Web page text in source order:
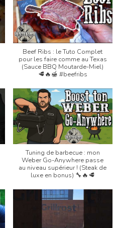
Beef Ribs : le Tuto Complet
pour les faire comme au Texas
(Sauce BBQ Moutarde-Miel)
🥩🔥🍯 #beefribs
Tuning de barbecue : mon
Weber Go-Anywhere passe
au niveau supérieur ! (Steak de
luxe en bonus) 🔧🔥🥩